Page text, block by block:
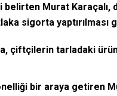
Murat Karaçalı,
sigorta yaptırılması
çiftçilerin tarladaki
bir araya getiren